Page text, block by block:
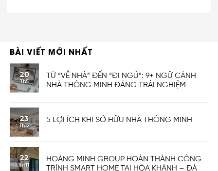
BÀI VIẾT MỚI NHẤT
20
Th5
TỪ “VỀ NHÀ” ĐẾN “ĐI NGỦ”: 9+ NGỮ CẢNH
NHÀ THÔNG MINH ĐÁNG TRẢI NGHIỆM
23
Th12
5 LỢI ÍCH KHI SỞ HỮU NHÀ THÔNG MINH
22
Th11
HOÀNG MINH GROUP HOÀN THÀNH CÔNG
TRÌNH SMART HOME TẠI HÒA KHÁNH – ĐÀ